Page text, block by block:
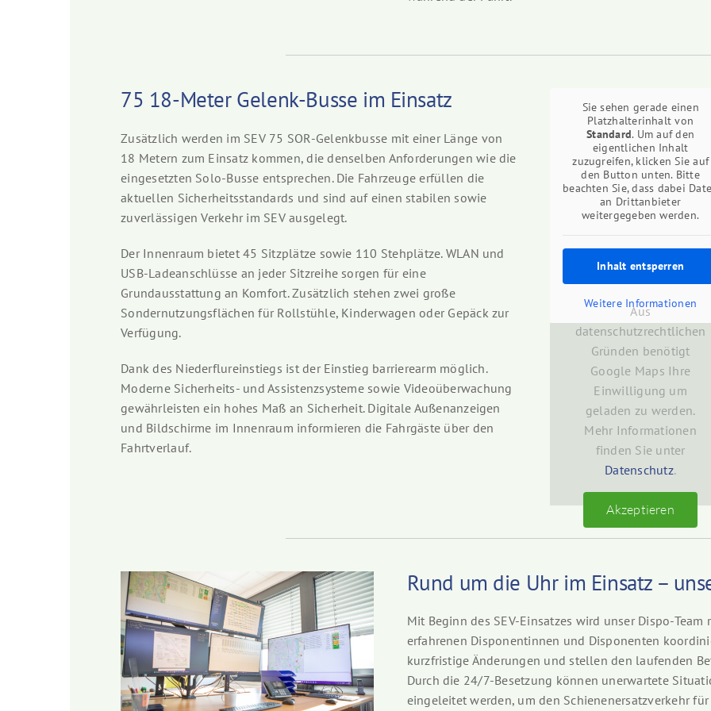
75 18-Meter Gelenk-Busse im Einsatz
Zusätzlich werden im SEV 75 SOR-Gelenkbusse mit einer Länge von
18 Metern zum Einsatz kommen, die denselben Anforderungen wie die
eingesetzten Solo-Busse entsprechen. Die Fahrzeuge erfüllen die
aktuellen Sicherheitsstandards und sind auf einen stabilen sowie
zuverlässigen Verkehr im SEV ausgelegt.
Der Innenraum bietet 45 Sitzplätze sowie 110 Stehplätze. WLAN und
USB-Ladeanschlüsse an jeder Sitzreihe sorgen für eine
Grundausstattung an Komfort. Zusätzlich stehen zwei große
Sondernutzungsflächen für Rollstühle, Kinderwagen oder Gepäck zur
Verfügung.
Dank des Niederflureinstiegs ist der Einstieg barrierearm möglich.
Moderne Sicherheits- und Assistenzsysteme sowie Videoüberwachung
gewährleisten ein hohes Maß an Sicherheit. Digitale Außenanzeigen
und Bildschirme im Innenraum informieren die Fahrgäste über den
Fahrtverlauf.
Sie sehen gerade einen
Platzhalterinhalt von
Standard. Um auf den
eigentlichen Inhalt
zuzugreifen, klicken Sie auf
den Button unten. Bitte
beachten Sie, dass dabei
an Drittanbieter
weitergegeben werden.
Inhalt entsperren
Weitere Informationen
Aus
datenschutzrechtlichen
Gründen benötigt
Google Maps Ihre
Einwilligung um
geladen zu werden.
Mehr Informationen
finden Sie unter
Datenschutz.
Akzeptieren
Rund um die Uhr im Einsatz –
Mit Beginn des SEV-Einsatzes wird unser Dispo-
erfahrenen Disponentinnen und Disponenten
kurzfristige Änderungen und stellen den laufenden
Durch die 24/7-Besetzung können unerwartete
eingeleitet werden, um den Schienenersatzverkehr